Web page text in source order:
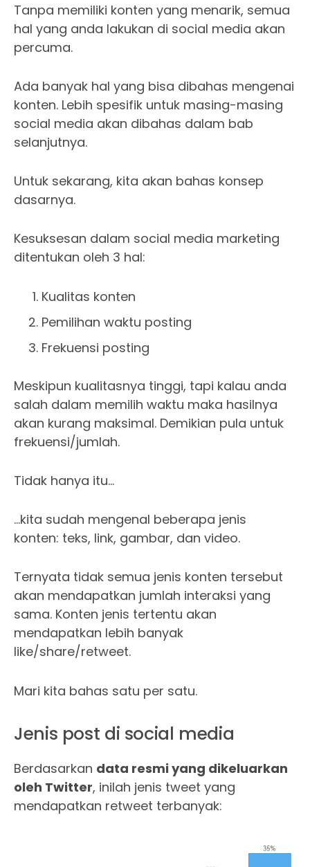
Tanpa memiliki konten yang menarik, semua
hal yang anda lakukan di social media akan
percuma.
Ada banyak hal yang bisa dibahas mengenai
konten. Lebih spesifik untuk masing-masing
social media akan dibahas dalam bab
selanjutnya.
Untuk sekarang, kita akan bahas konsep
dasarnya.
Kesuksesan dalam social media marketing
ditentukan oleh 3 hal:
Kualitas konten
Pemilihan waktu posting
Frekuensi posting
Meskipun kualitasnya tinggi, tapi kalau anda
salah dalam memilih waktu maka hasilnya
akan kurang maksimal. Demikian pula untuk
frekuensi/jumlah.
Tidak hanya itu…
…kita sudah mengenal beberapa jenis
konten: teks, link, gambar, dan video.
Ternyata tidak semua jenis konten tersebut
akan mendapatkan jumlah interaksi yang
sama. Konten jenis tertentu akan
mendapatkan lebih banyak
like/share/retweet.
Mari kita bahas satu per satu.
Jenis post di social media
Berdasarkan data resmi yang dikeluarkan
oleh Twitter, inilah jenis tweet yang
mendapatkan retweet terbanyak: